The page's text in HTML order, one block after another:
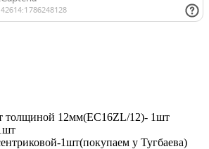
толщиной 12мм(EC16ZL/12)- 1шт
1шт(покупаем у Тугбаева)